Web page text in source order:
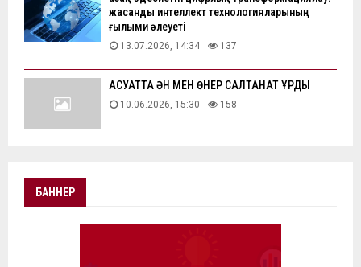
жасанды интеллект технологияларының
ғылыми әлеуеті
13.07.2026, 14:34 137
АҚСУАТТА ӘН МЕН ӨНЕР САЛТАНАТ ҚҰРДЫ
10.06.2026, 15:30 158
БАННЕР